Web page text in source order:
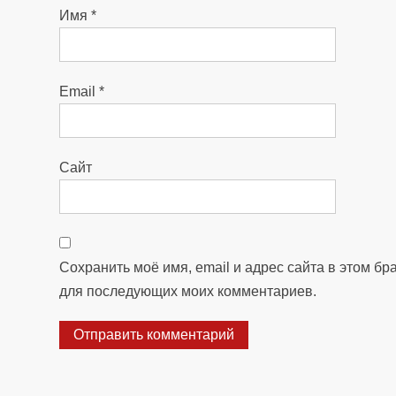
Имя*
Email*
Сайт
Сохранить моё имя, email и адрес сайта в этом
для последующих моих комментариев.